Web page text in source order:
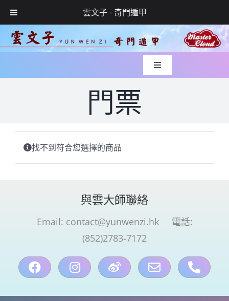
雲文子 - 奇門遁甲
Skip
to
Toggle
Navigation
入世緣起
玄學服務
網上預約
Cloud Shop雲店
活動代言
門票
找不到符合您選擇的商品
與雲大師聯絡
Email: contact@yunwenzi.hk電話:
(852)2783-7172